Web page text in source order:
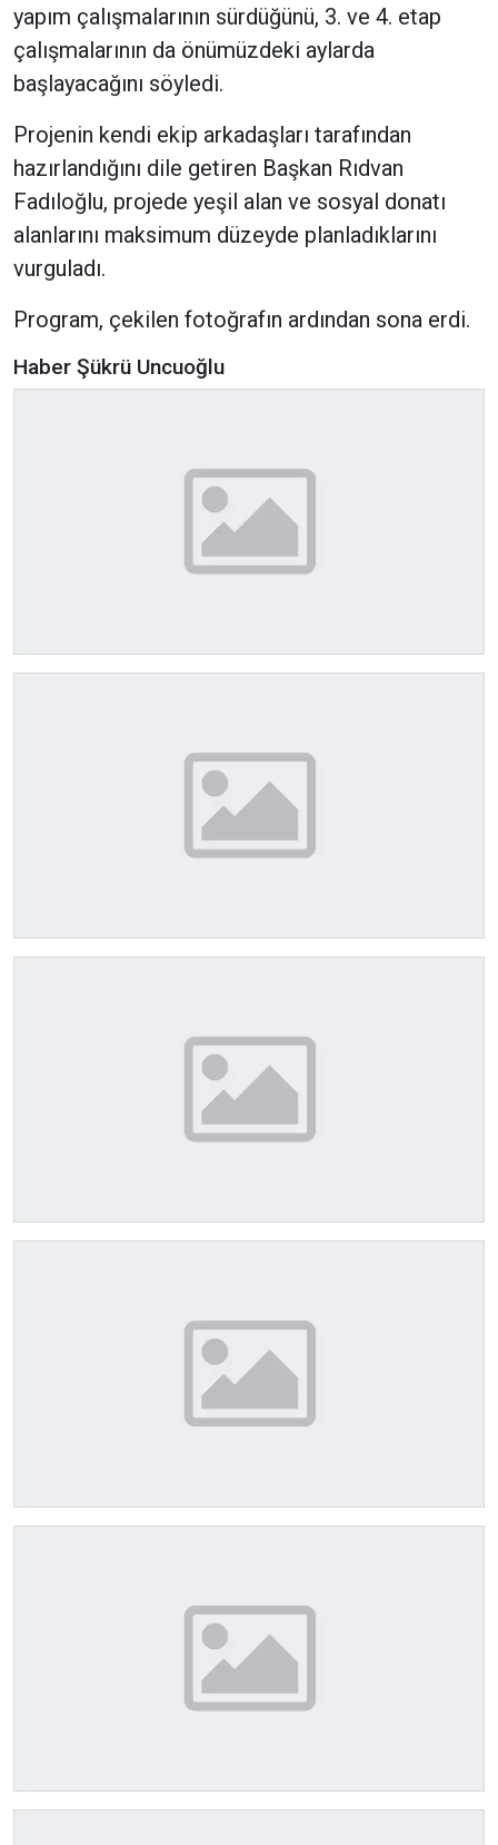
yapım çalışmalarının sürdüğünü, 3. ve 4. etap
çalışmalarının da önümüzdeki aylarda
başlayacağını söyledi.
Projenin kendi ekip arkadaşları tarafından
hazırlandığını dile getiren Başkan Rıdvan
Fadıloğlu, projede yeşil alan ve sosyal donatı
alanlarını maksimum düzeyde planladıklarını
vurguladı.
Program, çekilen fotoğrafın ardından sona erdi.
Haber Şükrü Uncuoğlu